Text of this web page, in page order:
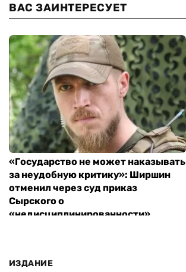
ВАС ЗАИНТЕРЕСУЕТ
«Государство не может наказывать
за неудобную критику»: Ширшин
отменил через суд приказ
Сырского о
«недисциплинированности»
ИЗДАНИЕ